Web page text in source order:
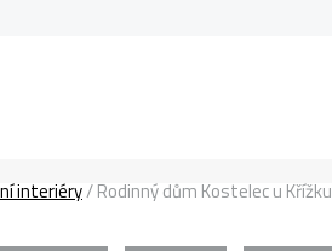
interiéry/Rodinný dům Kostelec u Křížku